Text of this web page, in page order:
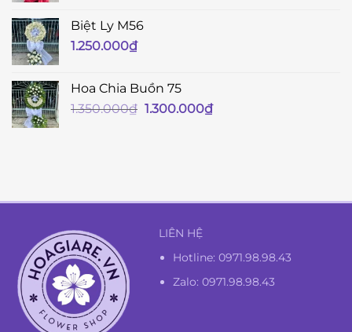
Biệt Ly M56
1.250.000₫
Hoa Chia Buồn 75
1.350.000₫ Giá
1.300.000₫Giá
LIÊN HỆ
Hotline:0971.98.98.43
Zalo: 0971.98.98.43